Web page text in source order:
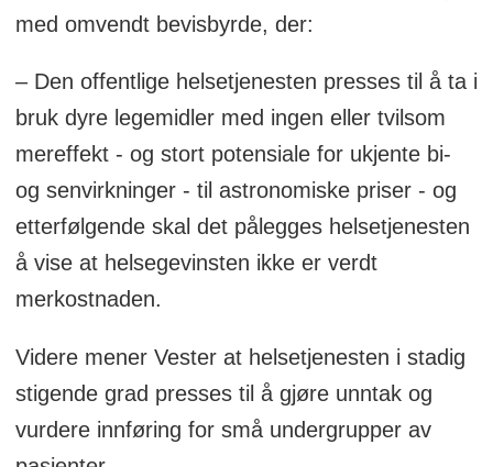
med omvendt bevisbyrde, der:
– Den offentlige helsetjenesten presses til å ta i
bruk dyre legemidler med ingen eller tvilsom
mereffekt - og stort potensiale for ukjente bi-
og senvirkninger - til astronomiske priser - og
etterfølgende skal det pålegges helsetjenesten
å vise at helsegevinsten ikke er verdt
merkostnaden.
Videre mener Vester at helsetjenesten i stadig
stigende grad presses til å gjøre unntak og
vurdere innføring for små undergrupper av